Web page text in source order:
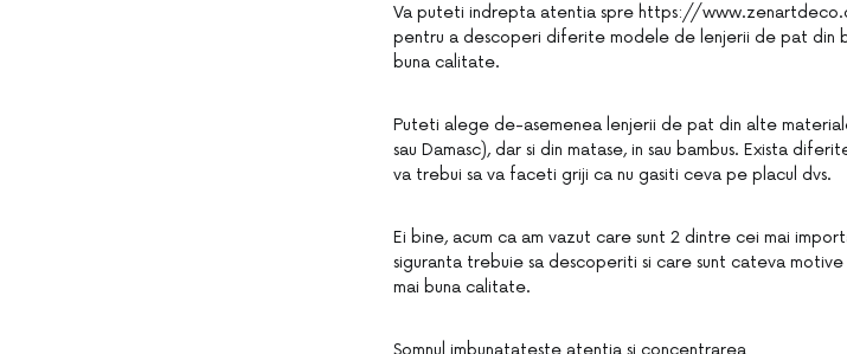
Va puteti indrepta atentia spre https://
pentru a descoperi diferite modele de lenjerii de pat din
buna calitate.
Puteti alege de-asemenea lenjerii de pat din alte
sau Damasc), dar si din matase, in sau bambus. Exista
va trebui sa va faceti griji ca nu gasiti ceva pe placul dvs.
Ei bine, acum ca am vazut care sunt 2 dintre cei mai
siguranta trebuie sa descoperiti si care sunt cateva
mai buna calitate.
Somnul imbunatateste atentia si concentrarea